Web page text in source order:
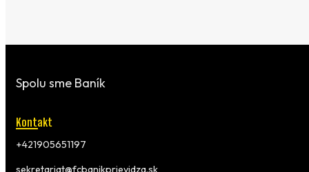
Spolu sme Baník
Kontakt
+421905651197
sekretariat@fcbanikprievidza.sk